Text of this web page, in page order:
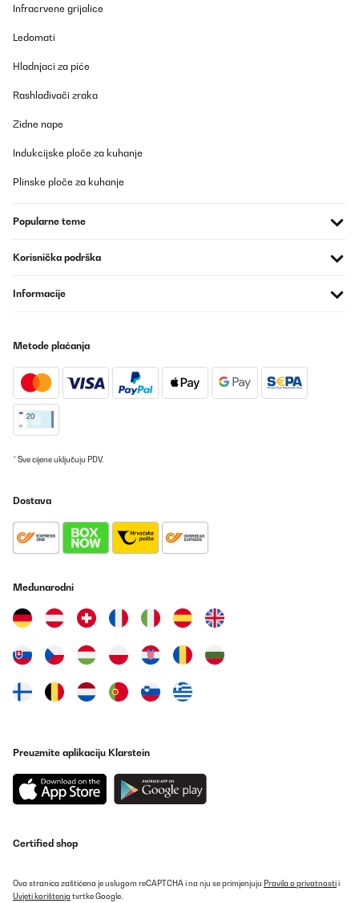
Infracrvene grijalice
Ledomati
Hladnjaci za piće
Rashlađivači zraka
Zidne nape
Indukcijske ploče za kuhanje
Plinske ploče za kuhanje
Popularne teme
Korisnička podrška
Informacije
Metode plaćanja
* Sve cijene uključuju PDV.
Dostava
Međunarodni
Preuzmite aplikaciju Klarstein
Certified shop
Ova stranica zaštićena je uslugom reCAPTCHA i na nju se primjenjuju Pravila o privatnostii
Uvjeti korištenja tvrtke Google.